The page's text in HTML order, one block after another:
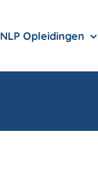
NLP Opleidingen